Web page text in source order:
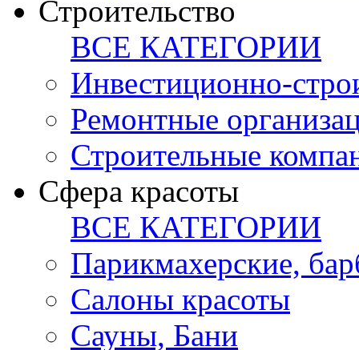
Строительство
ВСЕ КАТЕГОРИИ
Инвестиционно-
Ремонтные
Строительные
Сфера красоты
ВСЕ КАТЕГОРИИ
Парикмахерские,
Салоны красоты
Сауны, Бани